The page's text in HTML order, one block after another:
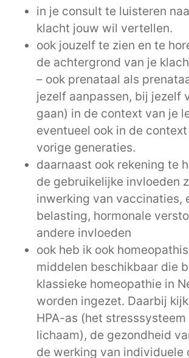
in je consult te luisteren
klacht jouw wil vertellen.
ook jouzelf te zien en te
de achtergrond van je
– ook prenataal als
jezelf aanpassen, bij jezelf
gaan) in de context van je
eventueel ook in de
vorige generaties.
daarnaast ook rekening te
de gebruikelijke invloeden
inwerking van vaccinaties,
belasting, hormonale
andere invloeden
ook heb ik ook
middelen beschikbaar die
klassieke homeopathie in
worden ingezet. Daarbij
HPA-as (het stresssysteem
lichaam), de gezondheid
de werking van individuele